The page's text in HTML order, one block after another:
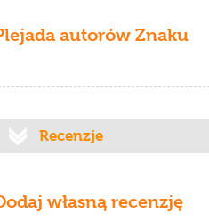
autorów Znaku
Recenzje
własną recenzję